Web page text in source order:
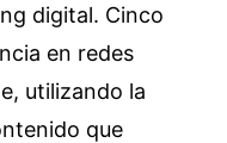
digital. Cinco
en redes
utilizando la
que